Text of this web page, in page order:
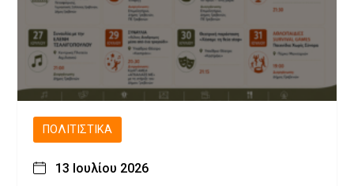
ΠΟΛΙΤΙΣΤΙΚΆ
13 Ιουλίου 2026